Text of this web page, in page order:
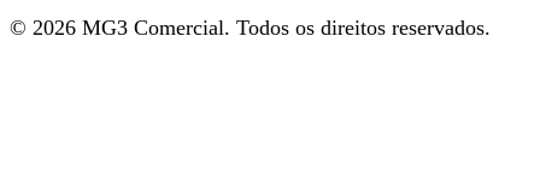
© 2026 MG3 Comercial. Todos os direitos reservados.